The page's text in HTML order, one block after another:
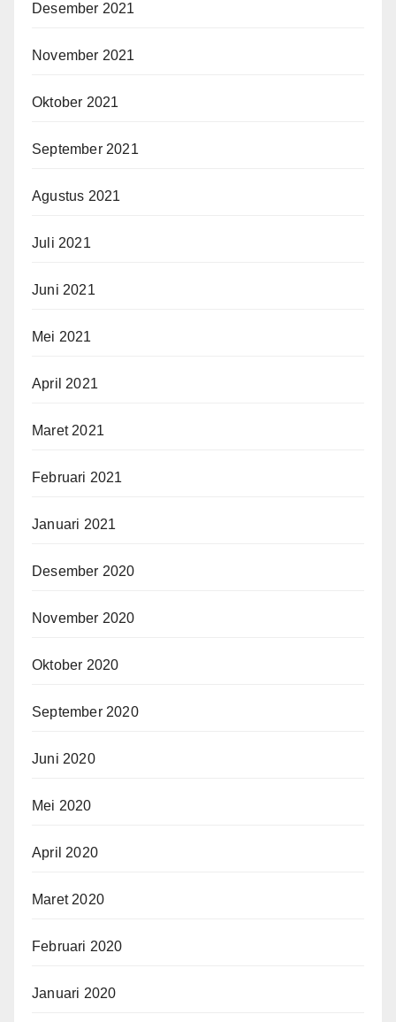
Desember 2021
November 2021
Oktober 2021
September 2021
Agustus 2021
Juli 2021
Juni 2021
Mei 2021
April 2021
Maret 2021
Februari 2021
Januari 2021
Desember 2020
November 2020
Oktober 2020
September 2020
Juni 2020
Mei 2020
April 2020
Maret 2020
Februari 2020
Januari 2020